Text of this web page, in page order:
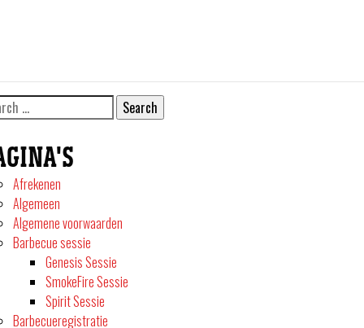
Afrekenen
Algemeen
Algemene voorwaarden
Barbecue sessie
Genesis Sessie
SmokeFire Sessie
Spirit Sessie
Barbecueregistratie